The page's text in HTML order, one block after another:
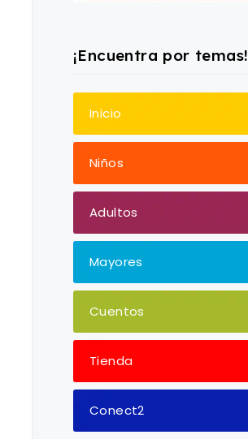
¡Encuentra por temas!
Inicio
Niños
Adultos
Mayores
Cuentos
Tienda
Conect2